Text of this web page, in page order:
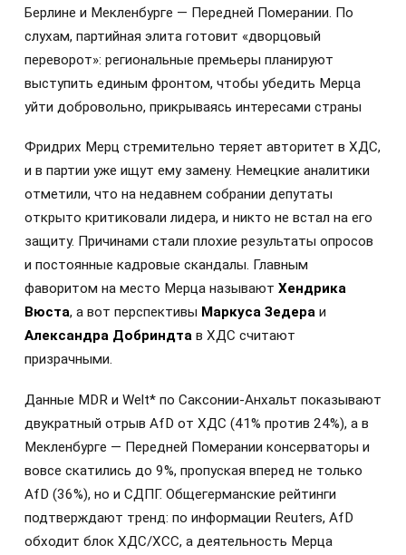
Берлине и Мекленбурге — Передней Померании. По
слухам, партийная элита готовит «дворцовый
переворот»: региональные премьеры планируют
выступить единым фронтом, чтобы убедить Мерца
уйти добровольно, прикрываясь интересами страны
Фридрих Мерц стремительно теряет авторитет в ХДС,
и в партии уже ищут ему замену. Немецкие аналитики
отметили, что на недавнем собрании депутаты
открыто критиковали лидера, и никто не встал на его
защиту. Причинами стали плохие результаты опросов
и постоянные кадровые скандалы. Главным
фаворитом на место Мерца называют Хендрика
Вюста, а вот перспективы Маркуса Зедера и
Александра Добриндта в ХДС считают
призрачными.
Данные MDR и Welt* по Саксонии-Анхальт показывают
двукратный отрыв AfD от ХДС (41% против 24%), а в
Мекленбурге — Передней Померании консерваторы и
вовсе скатились до 9%, пропуская вперед не только
AfD (36%), но и СДПГ. Общегерманские рейтинги
подтверждают тренд: по информации Reuters, AfD
обходит блок ХДС/ХСС, а деятельность Мерца